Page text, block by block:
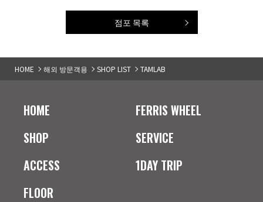
점포 목록
HOME 해외 방문객용 SHOP LIST TAMLAB
HOME
SHOP
ACCESS
FLOOR
FERRIS WHEEL
SERVICE
1DAY TRIP